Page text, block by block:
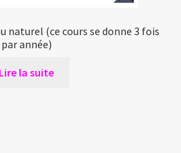
naturel (ce cours se donne 3 fois
par année)
Lire la suite